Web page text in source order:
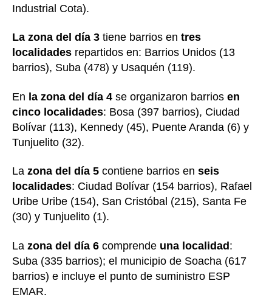
Industrial Cota).
La zona del día 3 tiene barrios en tres
localidades repartidos en: Barrios Unidos (13
barrios), Suba (478) y Usaquén (119).
En la zona del día 4 se organizaron barrios en
cinco localidades: Bosa (397 barrios), Ciudad
Bolívar (113), Kennedy (45), Puente Aranda (6) y
Tunjuelito (32).
La zona del día 5 contiene barrios en seis
localidades: Ciudad Bolívar (154 barrios), Rafael
Uribe Uribe (154), San Cristóbal (215), Santa Fe
(30) y Tunjuelito (1).
La zona del día 6 comprende una localidad:
Suba (335 barrios); el municipio de Soacha (617
barrios) e incluye el punto de suministro ESP
EMAR.